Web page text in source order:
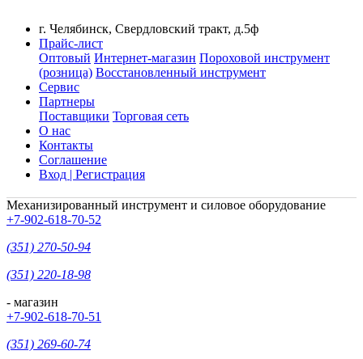
г. Челябинск, Свердловский тракт, д.5ф
Прайс-лист
Оптовый Интернет-магазин Пороховой инструмент
(розница) Восстановленный инструмент
Сервис
Партнеры
Поставщики Торговая сеть
О нас
Контакты
Соглашение
Вход | Регистрация
Механизированный инструмент и силовое оборудование
+7-902-618-70-52
(351) 270-50-94
(351) 220-18-98
- магазин
+7-902-618-70-51
(351) 269-60-74